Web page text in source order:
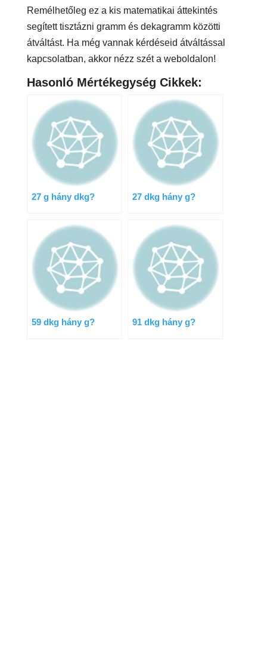
Remélhetőleg ez a kis matematikai áttekintés
segített tisztázni gramm és dekagramm közötti
átváltást. Ha még vannak kérdéseid átváltással
kapcsolatban, akkor nézz szét a weboldalon!
Hasonló Mértékegység Cikkek:
27 g hány dkg? 27 dkg hány g?
59 dkg hány g? 91 dkg hány g?